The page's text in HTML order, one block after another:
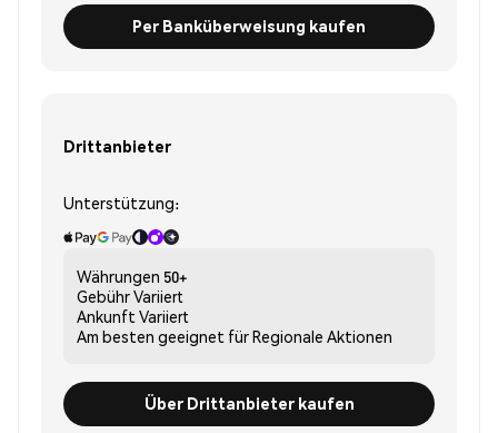
Per Banküberweisung kaufen
Drittanbieter
Unterstützung:
Währungen 50+
GebührVariiert
Ankunft Variiert
Am besten geeignet fürRegionale Aktionen
Über Drittanbieter kaufen